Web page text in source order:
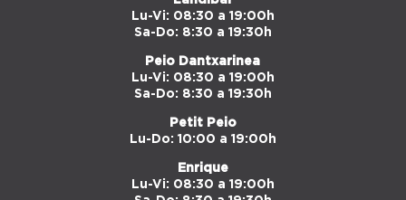
Lu-Vi: 08:30 a 19:00h
Sa-Do: 8:30 a 19:30h
Peio Dantxarinea
Lu-Vi: 08:30 a 19:00h
Sa-Do: 8:30 a 19:30h
Petit Peio
Lu-Do: 10:00 a 19:00h
Enrique
Lu-Vi: 08:30 a 19:00h